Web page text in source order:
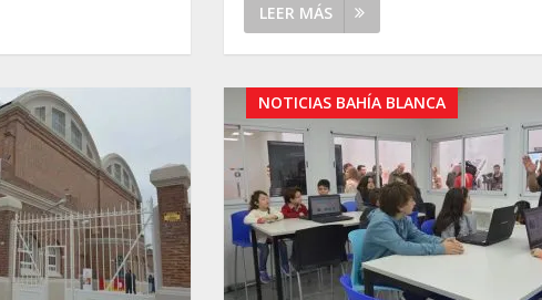
LEER MÁS
NOTICIAS BAHÍA BLANCA